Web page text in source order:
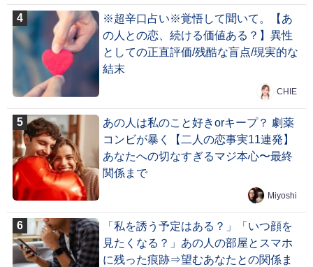
※超辛口占い※覚悟して聞いて。【あ
の人との恋、続ける価値ある？】異性
としての正直評価/残酷な盲点/現実的な
結末
CHIE
あの人は私のこと好きorキープ？ 劇薬
コンビが暴く【二人の恋事実11連発】
あなたへの切なすぎるマジ本心〜最終
関係まで
Miyoshi
「私を誘う予定はある？」「いつ顔を
見たくなる？」あの人の部屋とスマホ
に残った痕跡⇒望むあなたとの関係ま